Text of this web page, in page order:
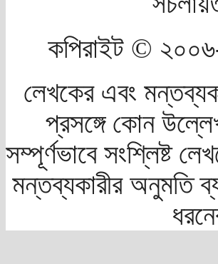
কপিরাইট ©
লেখকের এবং
প্রসঙ্গে কোন
সম্পূর্ণভাবে সংশ্লিষ্ট
মন্তব্যকারীর অনুমতি